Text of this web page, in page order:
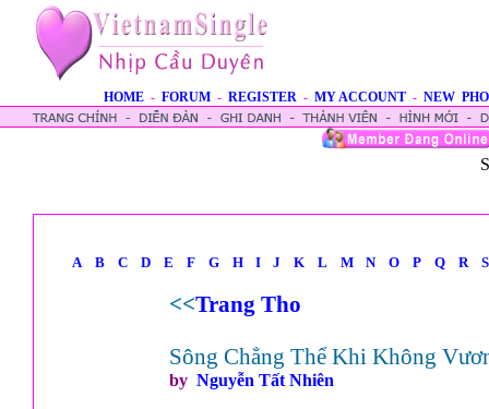
HOME - FORUM - REGISTER - MY ACCOUNT - NEW
A B C D E F G H I J K L M N O P Q R S
<<Trang Tho
Sông Chẳng Thể Khi Không
by Nguyễn Tất Nhiên